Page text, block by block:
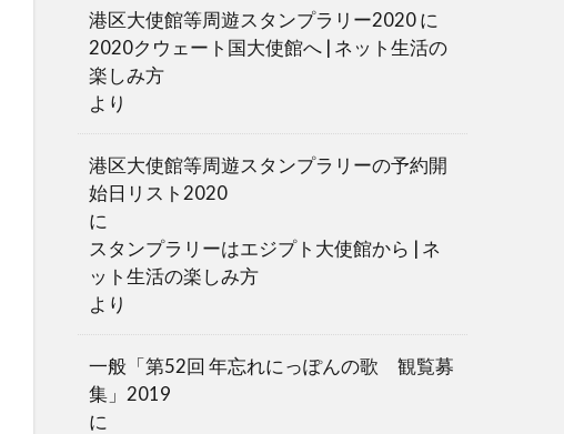
港区大使館等周遊スタンプラリー2020に
2020クウェート国大使館へ | ネット生活の
楽しみ方
より
港区大使館等周遊スタンプラリーの予約開
始日リスト2020
に
スタンプラリーはエジプト大使館から | ネ
ット生活の楽しみ方
より
一般「第52回 年忘れにっぽんの歌 観覧募
集」2019
に